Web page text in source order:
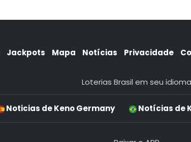
Jackpots Mapa Notícias Privacidade
Loterias Brasil em seu idioma
Noticias de Keno Germany Notícias de